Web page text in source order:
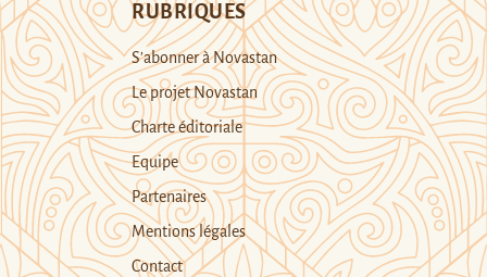
RUBRIQUES
S’abonner à Novastan
Le projet Novastan
Charte éditoriale
Equipe
Partenaires
Mentions légales
Contact